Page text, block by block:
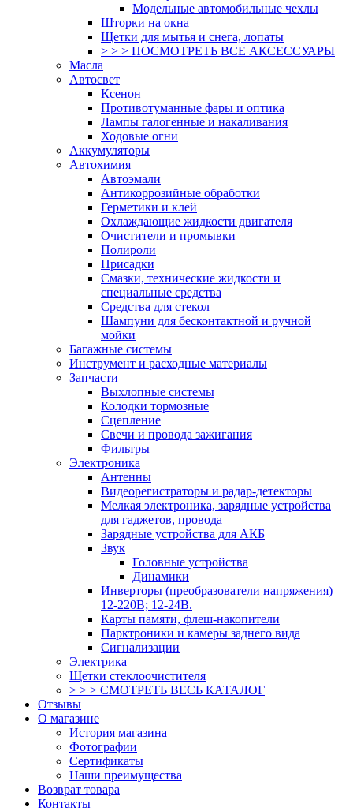
Модельные автомобильные чехлы
Шторки на окна
Щетки для мытья и снега, лопаты
> > > ПОСМОТРЕТЬ ВСЕ АКСЕССУАРЫ
Масла
Автосвет
Ксенон
Противотуманные фары и оптика
Лампы галогенные и накаливания
Ходовые огни
Аккумуляторы
Автохимия
Автоэмали
Антикоррозийные обработки
Герметики и клей
Охлаждающие жидкости двигателя
Очистители и промывки
Полироли
Присадки
Смазки, технические жидкости и
специальные средства
Средства для стекол
Шампуни для бесконтактной и ручной
мойки
Багажные системы
Инструмент и расходные материалы
Запчасти
Выхлопные системы
Колодки тормозные
Сцепление
Свечи и провода зажигания
Фильтры
Электроника
Антенны
Видеорегистраторы и радар-детекторы
Мелкая электроника, зарядные устройства
для гаджетов, провода
Зарядные устройства для АКБ
Звук
Головные устройства
Динамики
Инверторы (преобразователи напряжения)
12-220В; 12-24В.
Карты памяти, флеш-накопители
Парктроники и камеры заднего вида
Сигнализации
Электрика
Щетки стеклоочистителя
> > > СМОТРЕТЬ ВЕСЬ КАТАЛОГ
Отзывы
О магазине
История магазина
Фотографии
Сертификаты
Наши преимущества
Возврат товара
Контакты